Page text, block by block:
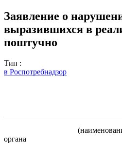
Заявление о
выразившихся в
поштучно
Тип :
в Роспотребнадзор
(наименование
органа